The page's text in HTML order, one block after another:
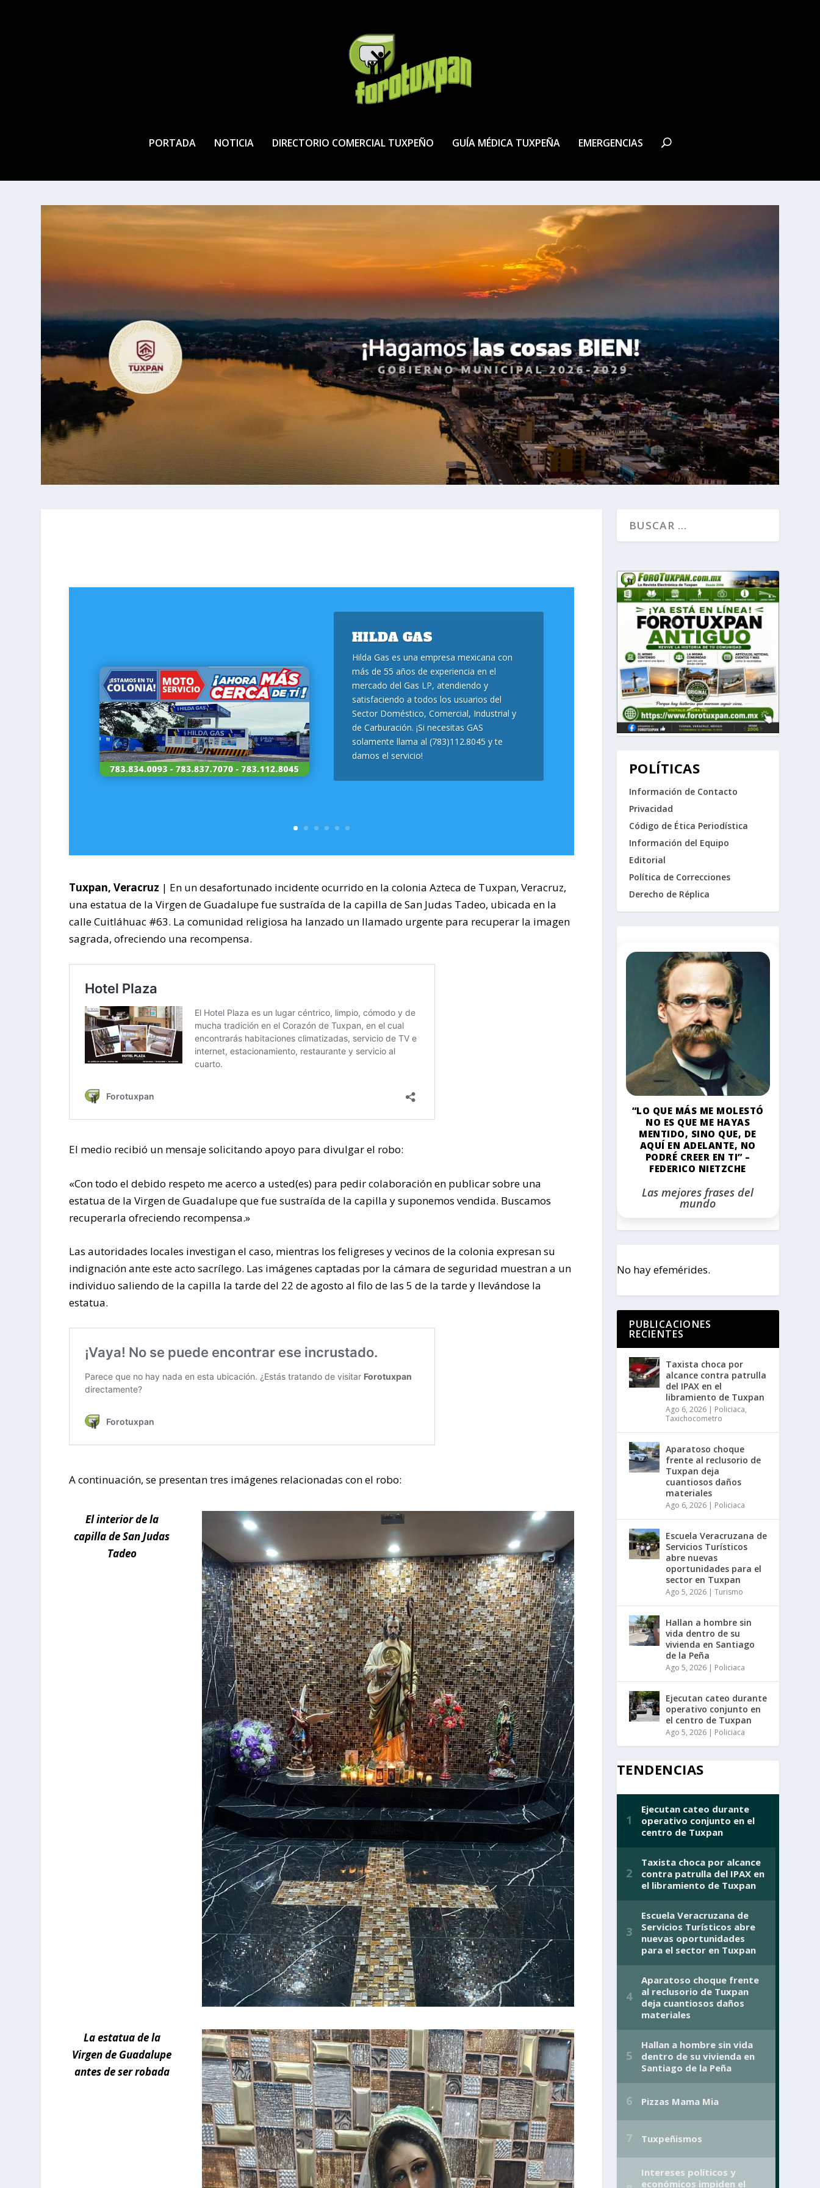
PORTADA NOTICIA DIRECTORIO COMERCIAL TUXPEÑO GUÍA MÉDICA TUXPEÑA EMERGENCIAS
HILDA GAS
Hilda Gas es una empresa mexicana con
más de 55 años de experiencia en el
mercado del Gas LP, atendiendo y
satisfaciendo a todos los usuarios del
Sector Doméstico, Comercial, Industrial y
de Carburación. ¡Si necesitas GAS
solamente llama al (783)112.8045 y te
damos el servicio!
Tuxpan, Veracruz | En un desafortunado incidente ocurrido en la colonia Azteca de Tuxpan, Veracruz,
una estatua de la Virgen de Guadalupe fue sustraída de la capilla de San Judas Tadeo, ubicada en la
calle Cuitláhuac #63. La comunidad religiosa ha lanzado un llamado urgente para recuperar la imagen
sagrada, ofreciendo una recompensa.
El medio recibió un mensaje solicitando apoyo para divulgar el robo:
«Con todo el debido respeto me acerco a usted(es) para pedir colaboración en publicar sobre una
estatua de la Virgen de Guadalupe que fue sustraída de la capilla y suponemos vendida. Buscamos
recuperarla ofreciendo recompensa.»
Las autoridades locales investigan el caso, mientras los feligreses y vecinos de la colonia expresan su
indignación ante este acto sacrílego. Las imágenes captadas por la cámara de seguridad muestran a un
individuo saliendo de la capilla la tarde del 22 de agosto al filo de las 5 de la tarde y llevándose la
estatua.
A continuación, se presentan tres imágenes relacionadas con el robo:
El interior de la
capilla de San Judas
Tadeo
La estatua de la
Virgen de Guadalupe
antes de ser robada
POLÍTICAS
Información de Contacto
Privacidad
Código de Ética Periodística
Información del Equipo
Editorial
Política de Correcciones
Derecho de Réplica
“LO QUE MÁS ME MOLESTÓ
NO ES QUE ME HAYAS
MENTIDO, SINO QUE, DE
AQUÍ EN ADELANTE, NO
PODRÉ CREER EN TI” –
FEDERICO NIETZCHE
Las mejores frases del
mundo
No hay efemérides.
PUBLICACIONES
RECIENTES
Taxista choca por
alcance contra patrulla
del IPAX en el
libramiento de Tuxpan
Ago 6, 2026| Policiaca,
Taxichocometro
Aparatoso choque
frente al reclusorio de
Tuxpan deja
cuantiosos daños
materiales
Ago 6, 2026| Policiaca
Escuela Veracruzana de
Servicios Turísticos
abre nuevas
oportunidades para el
sector en Tuxpan
Ago 5, 2026| Turismo
Hallan a hombre sin
vida dentro de su
vivienda en Santiago
de la Peña
Ago 5, 2026| Policiaca
Ejecutan cateo durante
operativo conjunto en
el centro de Tuxpan
Ago 5, 2026| Policiaca
TENDENCIAS